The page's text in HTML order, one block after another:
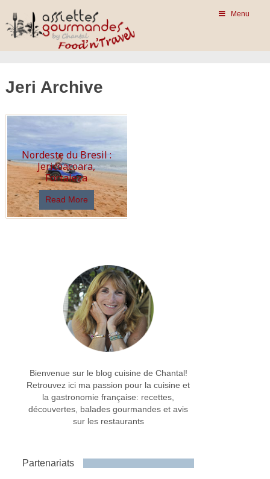
Menu
Jeri Archive
Nordeste du Bresil :
Jericoacoara,
Fortaleza
Read More
Bienvenue sur le blog cuisine de Chantal!
Retrouvez ici ma passion pour la cuisine et
la gastronomie française: recettes,
découvertes, balades gourmandes et avis
sur les restaurants
Partenariats